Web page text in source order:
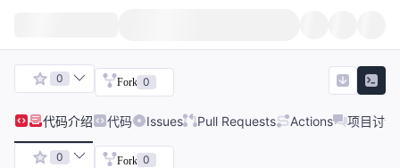
0 Fork 0
代码介绍 代码 Issues Pull Requests Actions 项目讨论
0 Fork 0